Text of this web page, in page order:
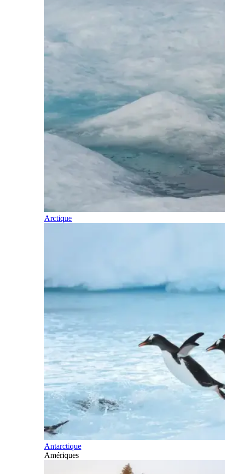
Arctique
Antarctique
Amériques